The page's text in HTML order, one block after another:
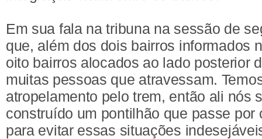
Em sua fala na tribuna na sessão de
que, além dos dois bairros informados
oito bairros alocados ao lado posterior
muitas pessoas que atravessam.
atropelamento pelo trem, então ali nós
construído um pontilhão que passe por
para evitar essas situações